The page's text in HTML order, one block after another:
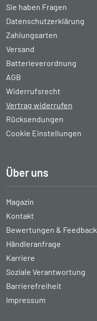
Sie haben Fragen
Datenschutzerklärung
Zahlungsarten
Versand
Batterieverordnung
AGB
Widerrufsrecht
Vertrag widerrufen
Rücksendungen
Cookie Einstellungen
Über uns
Magazin
Kontakt
Bewertungen & Feedback
Händleranfrage
Karriere
Soziale Verantwortung
Barrierefreiheit
Impressum